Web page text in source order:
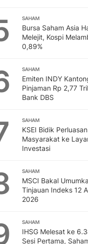
SAHAM
Bursa Saham Asia
Melejit, Kospi
0,89%
SAHAM
Emiten INDY
Pinjaman Rp 2,77
Bank DBS
SAHAM
KSEI Bidik
Masyarakat ke
Investasi
SAHAM
MSCI Bakal
Tinjauan Indeks 12
2026
SAHAM
IHSG Melesat ke
Sesi Pertama,